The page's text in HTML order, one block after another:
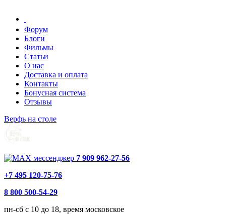
Форум
Блоги
Фильмы
Статьи
О нас
Доставка и оплата
Контакты
Бонусная система
Отзывы
Верфь на столе
7 909 962-27-56
+7 495 120-75-76
8 800 500-54-29
пн-сб с 10 до 18, время московское